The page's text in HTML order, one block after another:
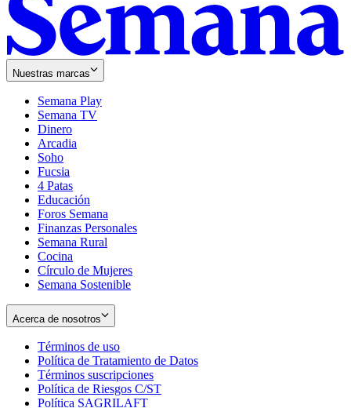
Nuestras marcas
Semana Play
Semana TV
Dinero
Arcadia
Soho
in
new
window
Fucsia
in
new
window
4 Patas
Educación
Foros Semana
Finanzas Personales
Semana Rural
Cocina
Círculo de Mujeres
Semana Sostenible
Acerca de nosotros
Términos de uso
in
new
window
Política de Tratamiento de Datos
Términos suscripciones
in
Política de Riesgos C/ST
Política SAGRILAFT